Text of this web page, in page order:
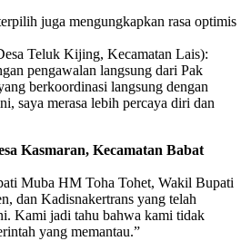
juga mengungkapkan rasa optimis
Teluk Kijing, Kecamatan Lais):
pengawalan langsung dari Pak
berkoordinasi langsung dengan
saya merasa lebih percaya diri dan
Kasmaran, Kecamatan Babat
Muba HM Toha Tohet, Wakil Bupati
dan Kadisnakertrans yang telah
Kami jadi tahu bahwa kami tidak
yang memantau.”